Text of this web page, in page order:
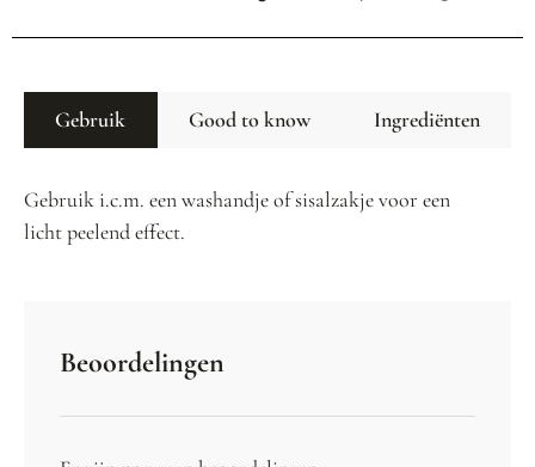
Gebruik Good to know Ingrediënten
Gebruik i.c.m. een washandje of sisalzakje voor een
licht peelend effect.
Beoordelingen